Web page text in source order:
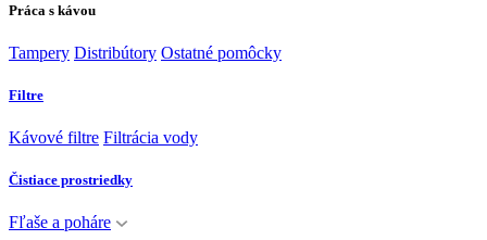
Práca s kávou
Tampery Distribútory Ostatné pomôcky
Filtre
Kávové filtre Filtrácia vody
Čistiace prostriedky
Fľaše a poháre